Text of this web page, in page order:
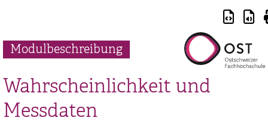
Modulbeschreibung
Wahrscheinlichkeit und
Messdaten